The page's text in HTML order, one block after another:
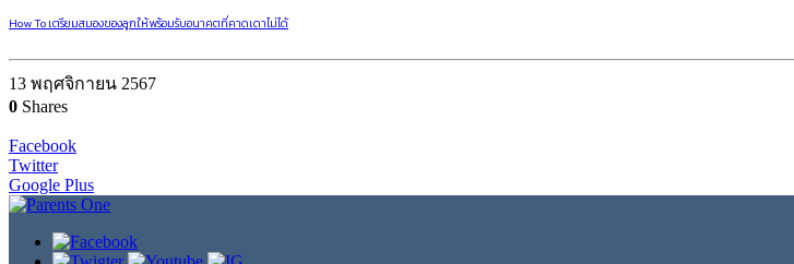
How To เตรียมสมองของลูกให้พร้อมรับอนาคตที่คาดเดาไม่ได้
13 พฤศจิกายน 2567
0 Shares
Facebook
Twitter
Google Plus